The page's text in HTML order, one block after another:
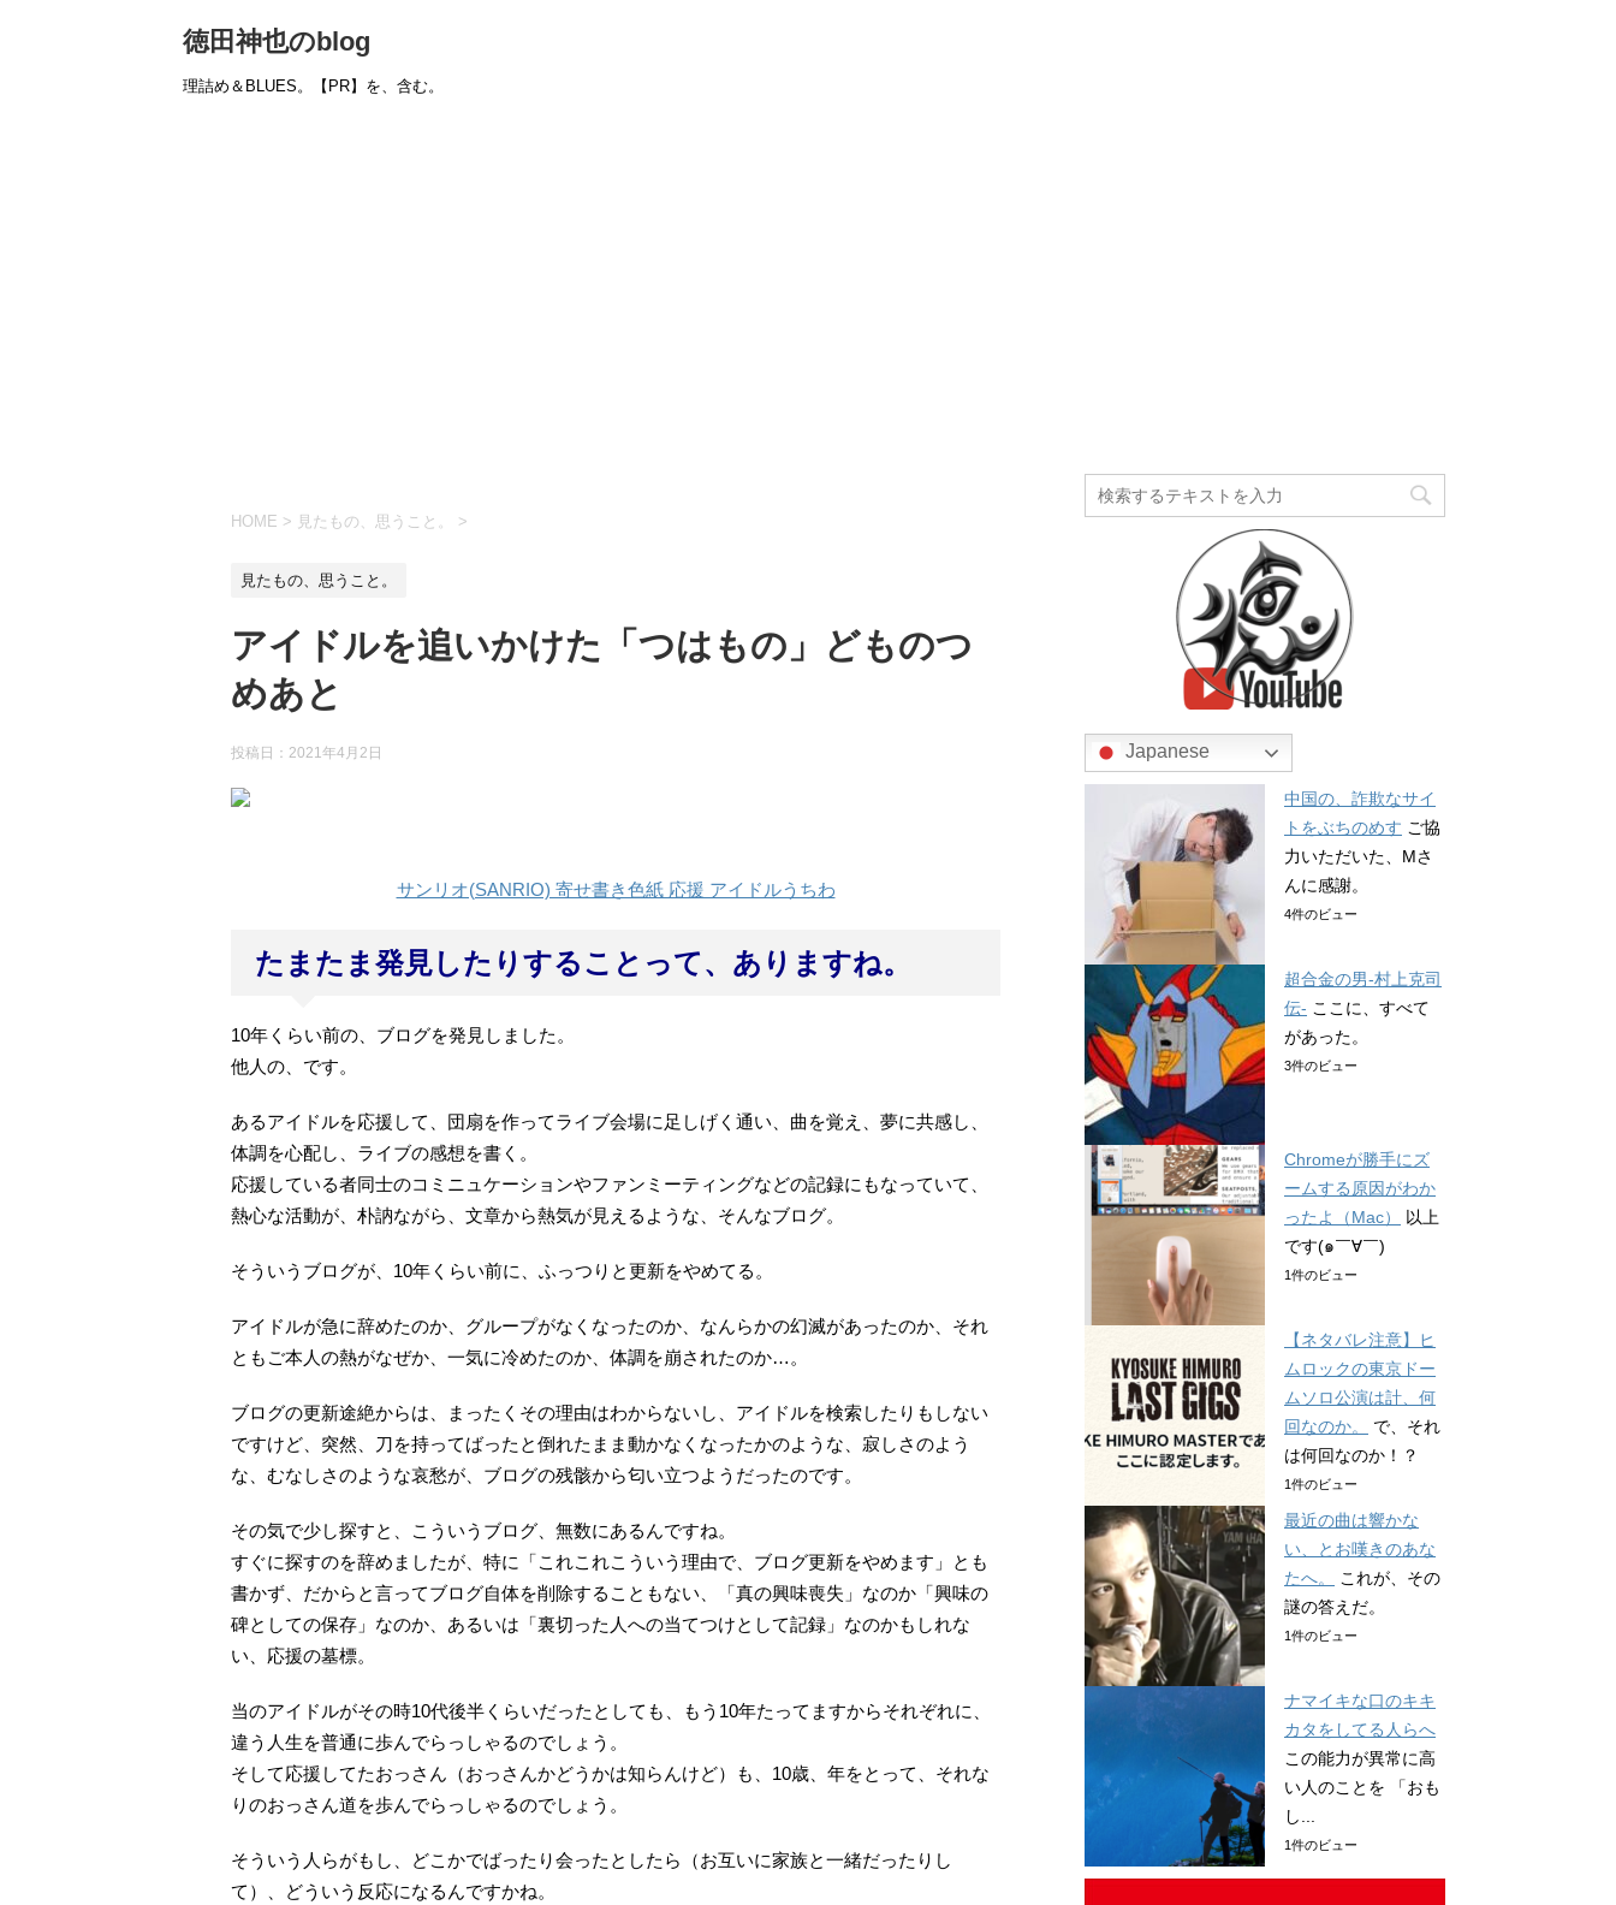
徳田神也のblog
理詰め＆BLUES。【PR】を、含む。
HOME > 見たもの、思うこと。 >
見たもの、思うこと。
アイドルを追いかけた「つはもの」どものつ
めあと
投稿日： 2021年4月2日
サンリオ(SANRIO) 寄せ書き色紙 応援 アイドルうちわ
たまたま発見したりすることって、ありますね。
10年くらい前の、ブログを発見しました。
他人の、です。
あるアイドルを応援して、団扇を作ってライブ会場に足しげく通い、曲を覚え、夢に共感し、
体調を心配し、ライブの感想を書く。
応援している者同士のコミニュケーションやファンミーティングなどの記録にもなっていて、
熱心な活動が、朴訥ながら、文章から熱気が見えるような、そんなブログ。
そういうブログが、10年くらい前に、ふっつりと更新をやめてる。
アイドルが急に辞めたのか、グループがなくなったのか、なんらかの幻滅があったのか、それ
ともご本人の熱がなぜか、一気に冷めたのか、体調を崩されたのか…。
ブログの更新途絶からは、まったくその理由はわからないし、アイドルを検索したりもしない
ですけど、突然、刀を持ってばったと倒れたまま動かなくなったかのような、寂しさのよう
な、むなしさのような哀愁が、ブログの残骸から匂い立つようだったのです。
その気で少し探すと、こういうブログ、無数にあるんですね。
すぐに探すのを辞めましたが、特に「これこれこういう理由で、ブログ更新をやめます」とも
書かず、だからと言ってブログ自体を削除することもない、「真の興味喪失」なのか「興味の
碑としての保存」なのか、あるいは「裏切った人への当てつけとして記録」なのかもしれな
い、応援の墓標。
当のアイドルがその時10代後半くらいだったとしても、もう10年たってますからそれぞれに、
違う人生を普通に歩んでらっしゃるのでしょう。
そして応援してたおっさん（おっさんかどうかは知らんけど）も、10歳、年をとって、それな
りのおっさん道を歩んでらっしゃるのでしょう。
そういう人らがもし、どこかでばったり会ったとしたら（お互いに家族と一緒だったりし
て）、どういう反応になるんですかね。
Japanese
中国の、詐欺なサイ
トをぶちのめす ご協
力いただいた、Mさ
んに感謝。
4件のビュー
超合金の男-村上克司
伝- ここに、すべて
があった。
3件のビュー
Chromeが勝手にズ
ームする原因がわか
ったよ（Mac）
以上
です(๑￣∀￣)
1件のビュー
【ネタバレ注意】ヒ
ムロックの東京ドー
ムソロ公演は計、何
回なのか。
で、それ
は何回なのか！？
1件のビュー
最近の曲は響かな
い、とお嘆きのあな
たへ。
これが、その
謎の答えだ。
1件のビュー
ナマイキな口のキキ
カタをしてる人らへ
この能力が異常に高
い人のことを 「おも
し...
1件のビュー